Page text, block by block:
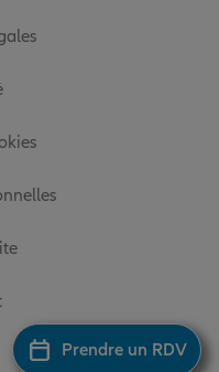
Prendre un RDV